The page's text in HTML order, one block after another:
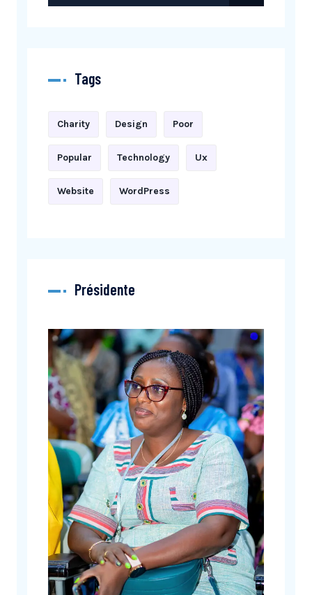
Tags
Charity Design Poor
Popular Technology Ux
Website WordPress
Présidente